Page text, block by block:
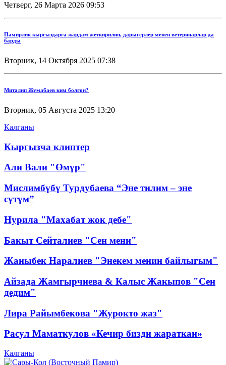
Четверг, 26 Марта 2026 09:53
Памирлик кыргыздарга жардам жеткирилип, дарыгерлер менен ветеринарлар да
барды
Вторник, 14 Октября 2025 07:38
Миталип Жумабаев ким болгон?
Вторник, 05 Августа 2025 13:20
Калганы
Кыргызча клиптер
Али Вали "Өмүр"
Мислимбүбү Турдубаева “Эне тилим – эне
сүтүм”
Нурила "Махабат жок дебе"
Бакыт Сейталиев "Сен мени"
Жаныбек Наралиев "Энекем менин байлыгым"
Айзада Жамгырчиева & Калыс Жакыпов "Сен
дедим"
Лира Райымбекова "Журокто жаз"
Расул Маматкулов «Кечир бизди жараткан»
Калганы